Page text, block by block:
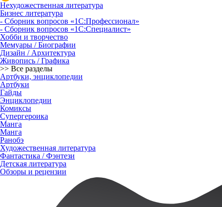
Нехудожественная литература
Бизнес литература
- Сборник вопросов «1С:Профессионал»
- Сборник вопросов «1С:Специалист»
Хобби и творчество
Мемуары / Биографии
Дизайн / Архитектура
Живопись / Графика
>> Все разделы
Артбуки, энциклопедии
Артбуки
Гайды
Энциклопедии
Комиксы
Супергероика
Манга
Манга
Ранобэ
Художественная литература
Фантастика / Фэнтези
Детская литература
Обзоры и рецензии